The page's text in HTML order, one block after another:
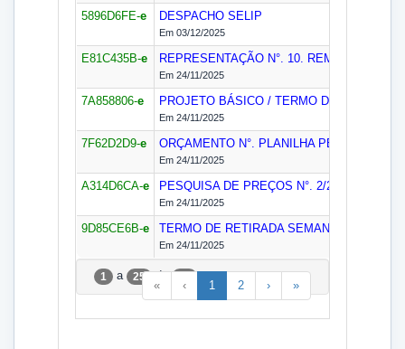
5896D6FE-e DESPACHO SELIP
Em 03/12/2025
E81C435B-e REPRESENTAÇÃO N°. 10. REMOÇÃO DO
Em 24/11/2025
7A858806-e PROJETO BÁSICO / TERMO DE
Em 24/11/2025
7F62D2D9-e ORÇAMENTO N°. PLANILHA PESQUISA
Em 24/11/2025
A314D6CA-e PESQUISA DE PREÇOS N°. 2/2025
Em 24/11/2025
9D85CE6B-e TERMO DE RETIRADA SEMAN
Em 24/11/2025
1 a 25 de 29
« ‹ 1 2 › »